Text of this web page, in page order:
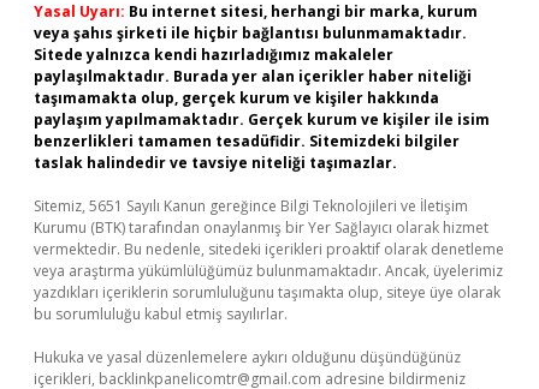
Yasal Uyarı: Bu internet sitesi, herhangi bir marka, kurum
veya şahıs şirketi ile hiçbir bağlantısı bulunmamaktadır.
Sitede yalnızca kendi hazırladığımız makaleler
paylaşılmaktadır. Burada yer alan içerikler haber niteliği
taşımamakta olup, gerçek kurum ve kişiler hakkında
paylaşım yapılmamaktadır. Gerçek kurum ve kişiler ile isim
benzerlikleri tamamen tesadüfidir. Sitemizdeki bilgiler
taslak halindedir ve tavsiye niteliği taşımazlar.
Sitemiz, 5651 Sayılı Kanun gereğince Bilgi Teknolojileri ve İletişim
Kurumu (BTK) tarafından onaylanmış bir Yer Sağlayıcı olarak hizmet
vermektedir. Bu nedenle, sitedeki içerikleri proaktif olarak denetleme
veya araştırma yükümlülüğümüz bulunmamaktadır. Ancak, üyelerimiz
yazdıkları içeriklerin sorumluluğunu taşımakta olup, siteye üye olarak
bu sorumluluğu kabul etmiş sayılırlar.
Hukuka ve yasal düzenlemelere aykırı olduğunu düşündüğünüz
içerikleri, backlinkpanelicomtr@gmail.com adresine bildirmeniz